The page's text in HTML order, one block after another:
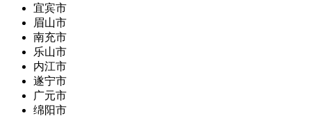
宜宾市
眉山市
南充市
乐山市
内江市
遂宁市
广元市
绵阳市